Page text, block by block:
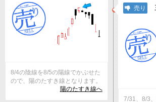
8/4の陰線を8/5の陽線でかぶせた
ので、陽のたすき線となります。
陽のたすき線へ
売り
7/31、8/3